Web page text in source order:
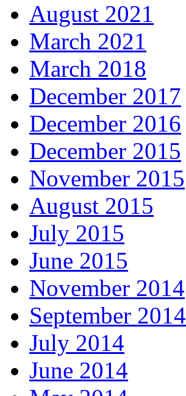
August 2021
March 2021
March 2018
December 2017
December 2016
December 2015
November 2015
August 2015
July 2015
June 2015
November 2014
September 2014
July 2014
June 2014